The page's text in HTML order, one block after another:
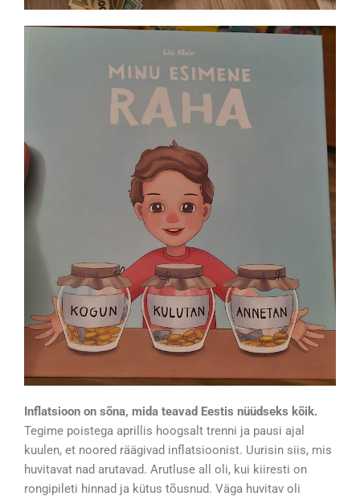
Inflatsioon on sõna, mida teavad Eestis nüüdseks kõik.
Tegime poistega aprillis hoogsalt trenni ja pausi ajal
kuulen, et noored räägivad inflatsioonist. Uurisin siis, mis
huvitavat nad arutavad. Arutluse all oli, kui kiiresti on
rongipileti hinnad ja kütus tõusnud. Väga huvitav oli